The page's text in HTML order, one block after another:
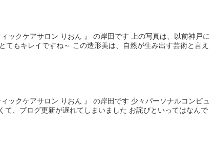
ックケアサロン りおん 』 の岸田です 上の写真は、以前神戸に
てもキレイですね～ この造形美は、自然が生み出す芸術と言え
ックケアサロン りおん 』 の岸田です 少々パーソナルコンピュ
て、ブログ更新が遅れてしまいました お詫びといってはなんで